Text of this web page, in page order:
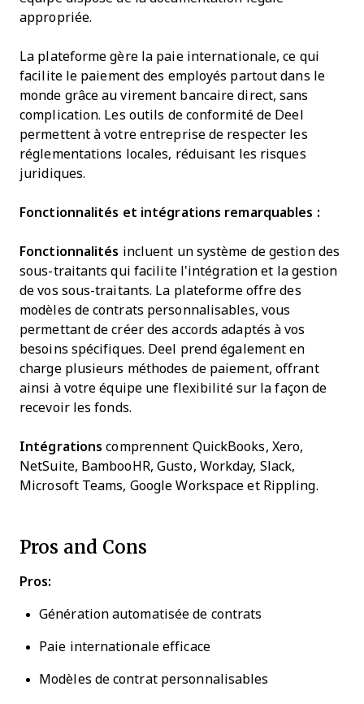
appropriée.
La plateforme gère la paie internationale, ce qui
facilite le paiement des employés partout dans le
monde grâce au virement bancaire direct, sans
complication. Les outils de conformité de Deel
permettent à votre entreprise de respecter les
réglementations locales, réduisant les risques
juridiques.
Fonctionnalités et intégrations remarquables :
Fonctionnalités incluent un système de gestion des
sous-traitants qui facilite l'intégration et la gestion
de vos sous-traitants. La plateforme offre des
modèles de contrats personnalisables, vous
permettant de créer des accords adaptés à vos
besoins spécifiques. Deel prend également en
charge plusieurs méthodes de paiement, offrant
ainsi à votre équipe une flexibilité sur la façon de
recevoir les fonds.
Intégrations comprennent QuickBooks, Xero,
NetSuite, BambooHR, Gusto, Workday, Slack,
Microsoft Teams, Google Workspace et Rippling.
Pros and Cons
Pros:
Génération automatisée de contrats
Paie internationale efficace
Modèles de contrat personnalisables